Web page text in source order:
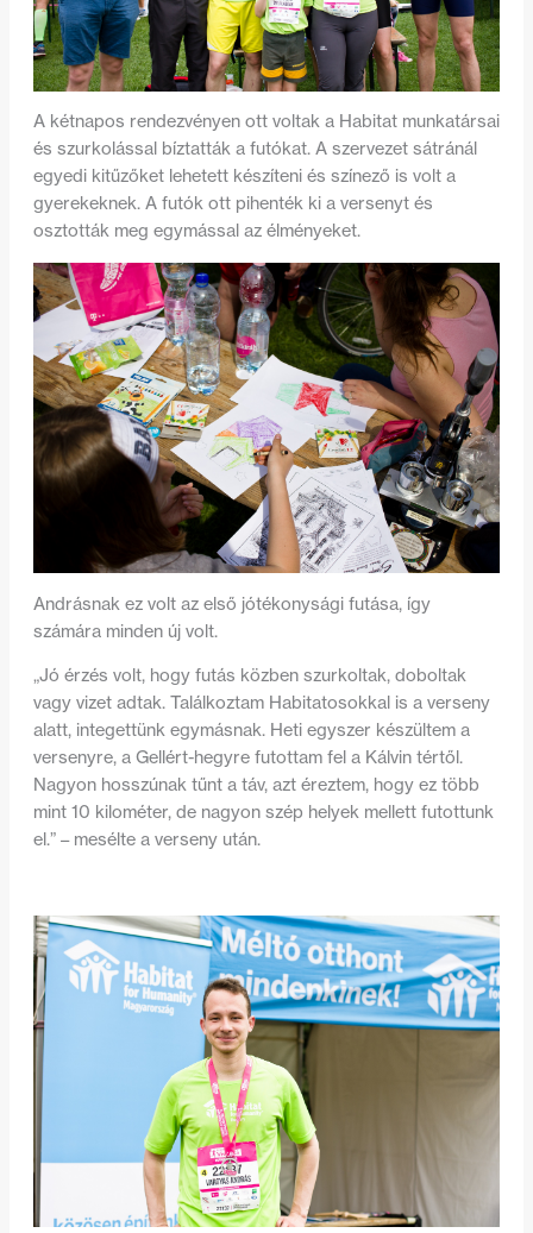
A kétnapos rendezvényen ott voltak a Habitat munkatársai
és szurkolással bíztatták a futókat. A szervezet sátránál
egyedi kitűzőket lehetett készíteni és színező is volt a
gyerekeknek. A futók ott pihenték ki a versenyt és
osztották meg egymással az élményeket.
Andrásnak ez volt az első jótékonysági futása, így
számára minden új volt.
„Jó érzés volt, hogy futás közben szurkoltak, doboltak
vagy vizet adtak. Találkoztam Habitatosokkal is a verseny
alatt, integettünk egymásnak. Heti egyszer készültem a
versenyre, a Gellért-hegyre futottam fel a Kálvin tértől.
Nagyon hosszúnak tűnt a táv, azt éreztem, hogy ez több
mint 10 kilométer, de nagyon szép helyek mellett futottunk
el.” – mesélte a verseny után.